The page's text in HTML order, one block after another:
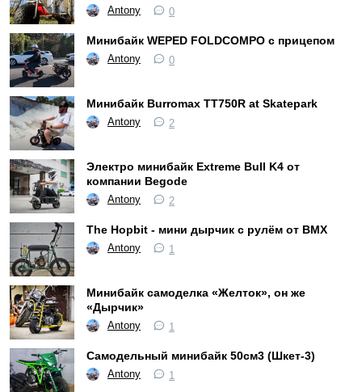
Antony 0
Минибайк WEPED FOLDCOMPO с прицепом
Antony 0
Минибайк Burromax TT750R at Skatepark
Antony 2
Электро минибайк Extreme Bull K4 от
компании Begode
Antony 2
The Hopbit - мини дырчик с рулём от BMX
Antony 1
Минибайк самоделка «Желток», он же
«Дырчик»
Antony 1
Самодельный минибайк 50см3 (Шкет-3)
Antony 1